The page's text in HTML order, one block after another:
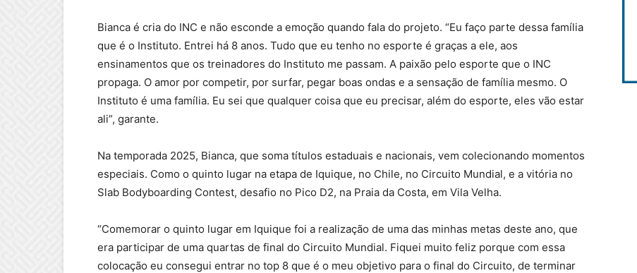
Bianca é cria do INC e não esconde a emoção quando fala do projeto. “Eu faço parte dessa família
que é o Instituto. Entrei há 8 anos. Tudo que eu tenho no esporte é graças a ele, aos
ensinamentos que os treinadores do Instituto me passam. A paixão pelo esporte que o INC
propaga. O amor por competir, por surfar, pegar boas ondas e a sensação de família mesmo. O
Instituto é uma família. Eu sei que qualquer coisa que eu precisar, além do esporte, eles vão estar
ali”, garante.
Na temporada 2025, Bianca, que soma títulos estaduais e nacionais, vem colecionando momentos
especiais. Como o quinto lugar na etapa de Iquique, no Chile, no Circuito Mundial, e a vitória no
Slab Bodyboarding Contest, desafio no Pico D2, na Praia da Costa, em Vila Velha.
“Comemorar o quinto lugar em Iquique foi a realização de uma das minhas metas deste ano, que
era participar de uma quartas de final do Circuito Mundial. Fiquei muito feliz porque com essa
colocação eu consegui entrar no top 8 que é o meu objetivo para o final do Circuito, de terminar